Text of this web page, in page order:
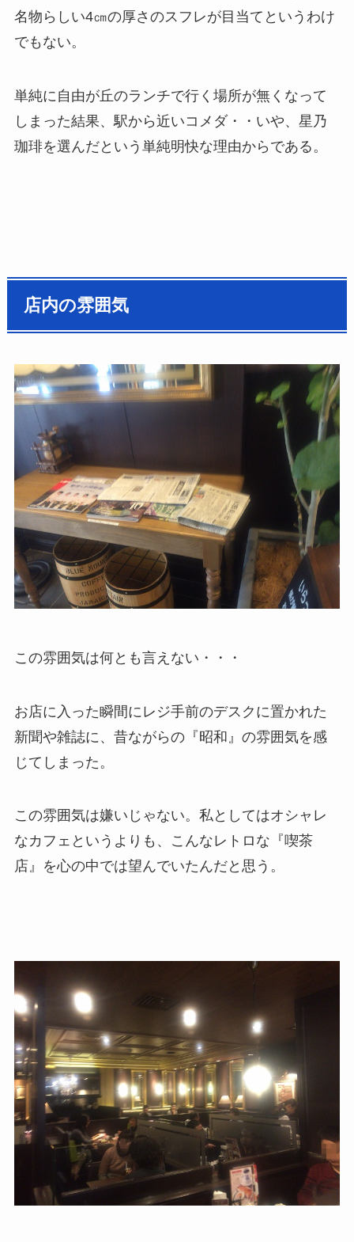
名物らしい4㎝の厚さのスフレが目当てというわけ
でもない。
単純に自由が丘のランチで行く場所が無くなって
しまった結果、駅から近いコメダ・・いや、星乃
珈琲を選んだという単純明快な理由からである。
店内の雰囲気
この雰囲気は何とも言えない・・・
お店に入った瞬間にレジ手前のデスクに置かれた
新聞や雑誌に、昔ながらの『昭和』の雰囲気を感
じてしまった。
この雰囲気は嫌いじゃない。私としてはオシャレ
なカフェというよりも、こんなレトロな『喫茶
店』を心の中では望んでいたんだと思う。